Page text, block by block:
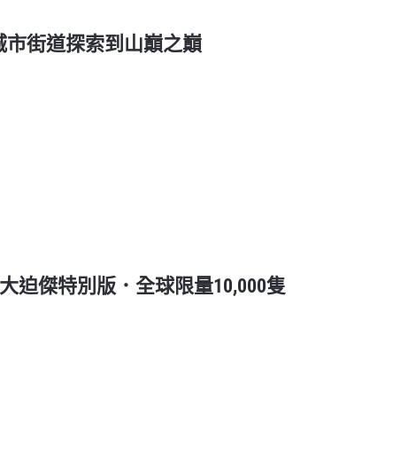
市街道探索到山巔之巔
大迫傑特別版．全球限量10,000隻